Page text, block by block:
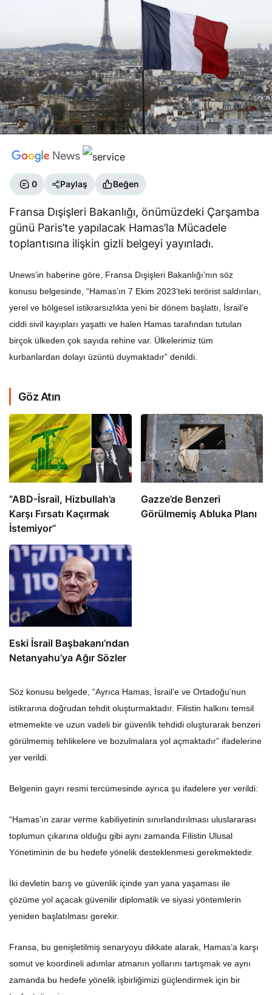
0 Paylaş Beğen
Fransa Dışişleri Bakanlığı, önümüzdeki Çarşamba
günü Paris’te yapılacak Hamas’la Mücadele
toplantısına ilişkin gizli belgeyi yayınladı.
Unews’in haberine göre, Fransa Dışişleri Bakanlığı’nın söz
konusu belgesinde, “Hamas’ın 7 Ekim 2023’teki terörist saldırıları,
yerel ve bölgesel istikrarsızlıkta yeni bir dönem başlattı, İsrail’e
ciddi sivil kayıpları yaşattı ve halen Hamas tarafından tutulan
birçok ülkeden çok sayıda rehine var. Ülkelerimiz tüm
kurbanlardan dolayı üzüntü duymaktadır” denildi.
Göz Atın
​​​​​​​”ABD-İsrail, Hizbullah’a
Karşı Fırsatı Kaçırmak
İstemiyor”
​​​​​​​Gazze’de Benzeri
Görülmemiş Abluka Planı
Eski İsrail Başbakanı’ndan
Netanyahu’ya Ağır Sözler
Söz konusu belgede, “Ayrıca Hamas, İsrail’e ve Ortadoğu’nun
istikrarına doğrudan tehdit oluşturmaktadır. Filistin halkını temsil
etmemekte ve uzun vadeli bir güvenlik tehdidi oluşturarak benzeri
görülmemiş tehlikelere ve bozulmalara yol açmaktadır” ifadelerine
yer verildi.
Belgenin gayrı resmi tercümesinde ayrıca şu ifadelere yer verildi:
“Hamas’ın zarar verme kabiliyetinin sınırlandırılması uluslararası
toplumun çıkarına olduğu gibi aynı zamanda Filistin Ulusal
Yönetiminin de bu hedefe yönelik desteklenmesi gerekmektedir.
İki devletin barış ve güvenlik içinde yan yana yaşaması ile
çözüme yol açacak güvenilir diplomatik ve siyasi yöntemlerin
yeniden başlatılması gerekir.
Fransa, bu genişletilmiş senaryoyu dikkate alarak, Hamas’a karşı
somut ve koordineli adımlar atmanın yollarını tartışmak ve aynı
zamanda bu hedefe yönelik işbirliğimizi güçlendirmek için bir